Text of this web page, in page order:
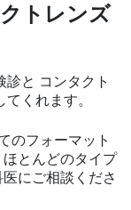
トレンズ
と コンタクト
てくれます。
のフォーマット
とんどのタイプ
にご相談くださ